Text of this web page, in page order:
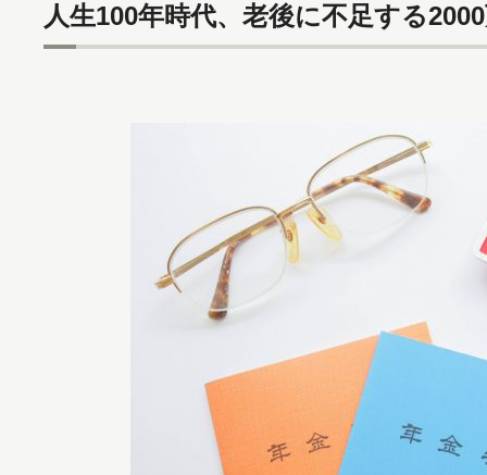
人生100年時代、老後に不足する